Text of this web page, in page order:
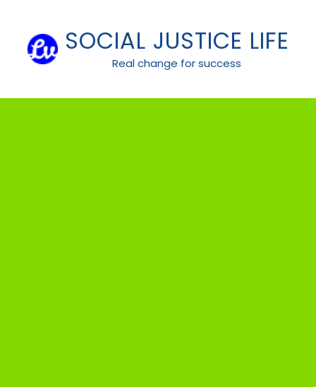
content
SOCIAL JUSTICE LIFE
Real change for success